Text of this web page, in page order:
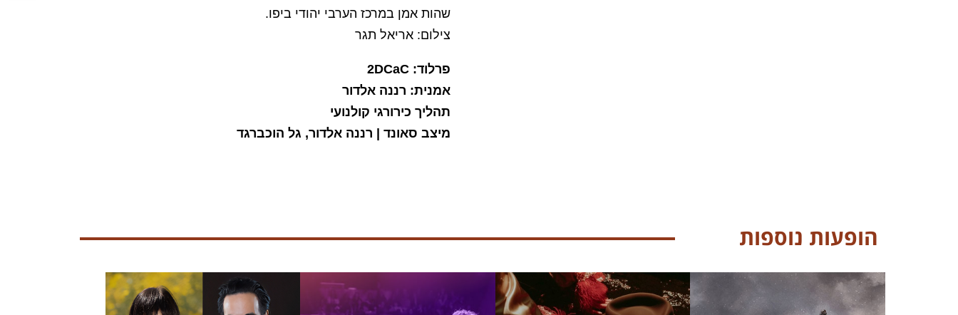
שהות אמן במרכז הערבי יהודי ביפו.
צילום: אריאל תגר
פרלוד: 2DCaC
אמנית: רננה אלדור
תהליך כירורגי קולנועי
מיצב סאונד | רננה אלדור, גל הוכברגד
הופעות נוספות